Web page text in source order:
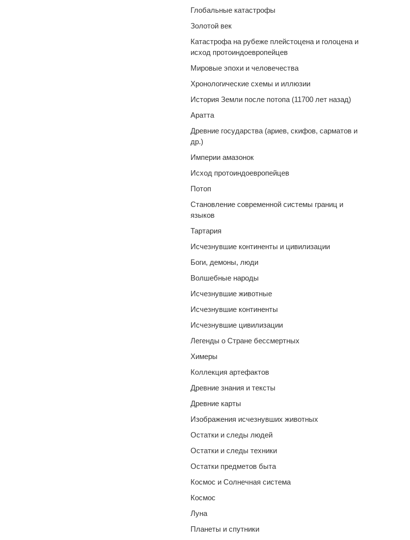
Глобальные катастрофы
Золотой век
Катастрофа на рубеже плейстоцена и голоцена и
исход протоиндоевропейцев
Мировые эпохи и человечества
Хронологические схемы и иллюзии
История Земли после потопа (11700 лет назад)
Аратта
Древние государства (ариев, скифов, сарматов и
др.)
Империи амазонок
Исход протоиндоевропейцев
Потоп
Становление современной системы границ и
языков
Тартария
Исчезнувшие континенты и цивилизации
Боги, демоны, люди
Волшебные народы
Исчезнувшие животные
Исчезнувшие континенты
Исчезнувшие цивилизации
Легенды о Стране бессмертных
Химеры
Коллекция артефактов
Древние знания и тексты
Древние карты
Изображения исчезнувших животных
Остатки и следы людей
Остатки и следы техники
Остатки предметов быта
Космос и Солнечная система
Космос
Луна
Планеты и спутники